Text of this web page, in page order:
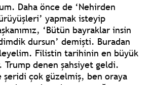
Daha önce de ‘Nehirden
yapmak isteyip
‘Bütün bayraklar insin
dursun’ demişti. Buradan
Filistin tarihinin en büyük
Trump denen şahsiyet geldi.
şeridi çok güzelmiş, ben oraya